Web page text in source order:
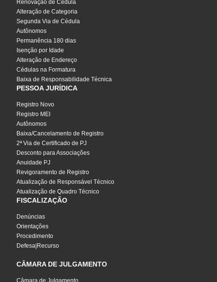
Renovação de Cédula
Alteração de Categoria
Segunda Via de Cédula
Autônomos
Permanência 180 dias
Isenção por Idade
Alteração de Endereço
Cédulas na Formatura
Baixa de Responsabilidade Técnica
PESSOA JURÍDICA
Registro Novo
Registro MEI
Autônomos
Baixa/Cancelamento de Registro
2ª Via de Certificado de PJ
Desconto para Associações
Anuidade PJ
Revigoramento de Registro
Atualização de Responsável Técnico
Atualização de Quadro Técnico
FISCALIZAÇÃO
Denúncias
Orientações
Procedimento
Defesa|Recurso
CÂMARA DE JULGAMENTO